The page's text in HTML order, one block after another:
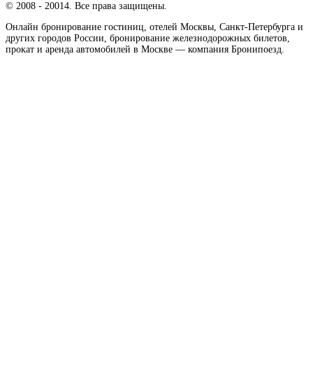
© 2008 - 20014. Все права защищены.
Онлайн бронирование гостиниц, отелей Москвы, Санкт-Петербурга и
других городов России, бронирование железнодорожных билетов,
прокат и аренда автомобилей в Москве — компания Бронипоезд.